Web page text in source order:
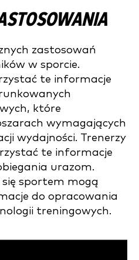
zastosowań
w sporcie.
te informacje
które
wymagających
wydajności. Trenerzy
te informacje
urazom.
sportem mogą
do opracowania
treningowych.